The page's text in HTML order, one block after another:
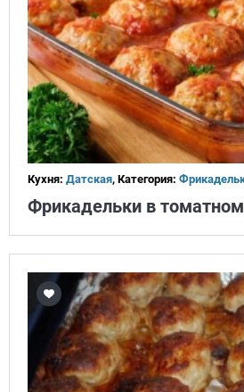
Кухня: Датская, Категория:
Фрикадельки в